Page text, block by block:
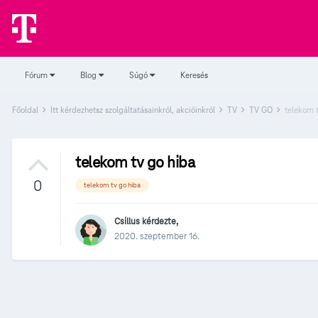
Fórum Blog Súgó Keresés
Főoldal Itt kérdezhetsz szolgáltatásainkról, akcióinkról TV TV GO telekom
0
telekom tv go hiba
telekom tv go hiba
Csillus kérdezte,
2020. szeptember 16.